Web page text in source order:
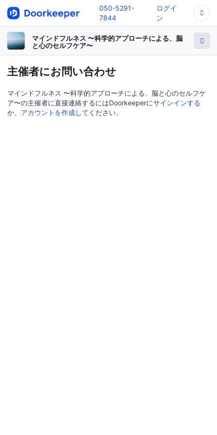
050-5291-
7844
ログイ
ン
マインドフルネス 〜科学的アプローチによる、脳
と心のセルフケア〜
主催者にお問い合わせ
マインドフルネス 〜科学的アプローチによる、脳と心のセルフケ
ア〜の主催者に直接連絡するにはDoorkeeperにサインインする
か、 アカウントを作成して ください。